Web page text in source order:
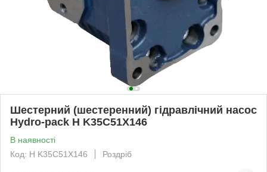
Шестерний (шестеренний) гідравлічний насос
Hydro-pack H K35C51X146
В наявності
Код: H K35C51X146
Роздріб